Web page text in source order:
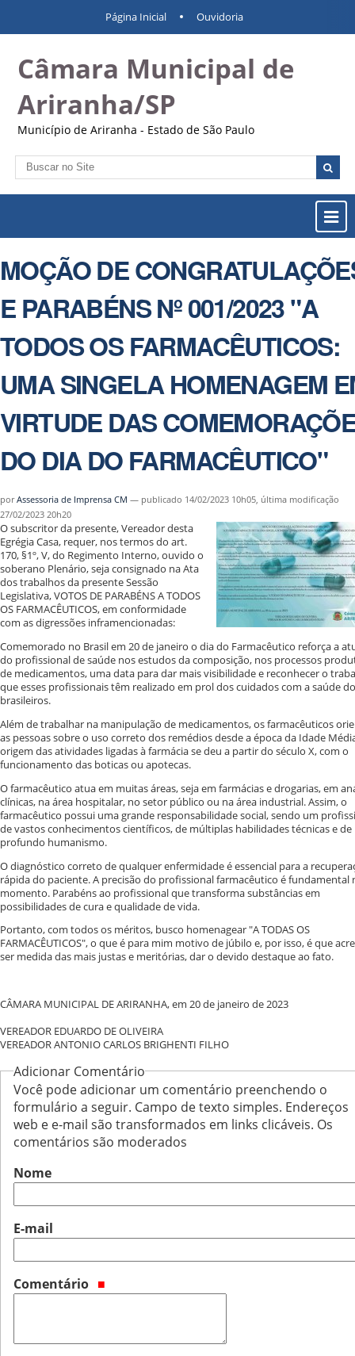
Página Inicial Ouvidoria
Câmara Municipal de
Ariranha/SP
Município de Ariranha - Estado de São Paulo
Busca
ou
MOÇÃO DE
E PARABÉNS Nº 001/2023 "A
TODOS OS FARMACÊUTICOS:
UMA SINGELA HOMENAGEM
VIRTUDE DAS
DO DIA DO FARMACÊUTICO"
porAssessoria de Imprensa CM — publicado 14/02/2023 10h05, última modificação
27/02/2023 20h20
O subscritor da presente, Vereador desta
Egrégia Casa, requer, nos termos do art.
170, §1º, V, do Regimento Interno, ouvido o
soberano Plenário, seja consignado na Ata
dos trabalhos da presente Sessão
Legislativa, VOTOS DE PARABÉNS A TODOS
OS FARMACÊUTICOS, em conformidade
com as digressões inframencionadas:
Comemorado no Brasil em 20 de janeiro o dia do Farmacêutico reforça a
do profissional de saúde nos estudos da composição, nos processos
de medicamentos, uma data para dar mais visibilidade e reconhecer o
que esses profissionais têm realizado em prol dos cuidados com a saúde
brasileiros.
Além de trabalhar na manipulação de medicamentos, os farmacêuticos
as pessoas sobre o uso correto dos remédios desde a época da Idade
origem das atividades ligadas à farmácia se deu a partir do século X, com o
funcionamento das boticas ou apotecas.
O farmacêutico atua em muitas áreas, seja em farmácias e drogarias, em
clínicas, na área hospitalar, no setor público ou na área industrial. Assim, o
farmacêutico possui uma grande responsabilidade social, sendo um
de vastos conhecimentos científicos, de múltiplas habilidades técnicas e de
profundo humanismo.
O diagnóstico correto de qualquer enfermidade é essencial para a
rápida do paciente. A precisão do profissional farmacêutico é fundamental
momento. Parabéns ao profissional que transforma substâncias em
possibilidades de cura e qualidade de vida.
Portanto, com todos os méritos, busco homenagear "A TODAS OS
FARMACÊUTICOS", o que é para mim motivo de júbilo e, por isso, é que
ser medida das mais justas e meritórias, dar o devido destaque ao fato.
CÂMARA MUNICIPAL DE ARIRANHA, em 20 de janeiro de 2023
VEREADOR EDUARDO DE OLIVEIRA
VEREADOR ANTONIO CARLOS BRIGHENTI FILHO
Adicionar Comentário
Você pode adicionar um comentário preenchendo o
formulário a seguir. Campo de texto simples. Endereços
web e e-mail são transformados em links clicáveis. Os
comentários são moderados
Nome
E-mail
Comentário